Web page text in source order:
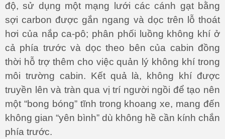
độ, sử dụng một mạng lưới các cánh gạt bằng
sợi carbon được gắn ngang và dọc trên lỗ thoát
hơi của nắp ca-pô; phân phối luồng không khí ở
cả phía trước và dọc theo bên của cabin đồng
thời hỗ trợ thêm cho việc quản lý không khí trong
môi trường cabin. Kết quả là, không khí được
truyền lên và tràn qua vị trí người ngồi để tạo nên
một “bong bóng” tĩnh trong khoang xe, mang đến
không gian “yên bình” dù không hề cần kính chắn
phía trước.